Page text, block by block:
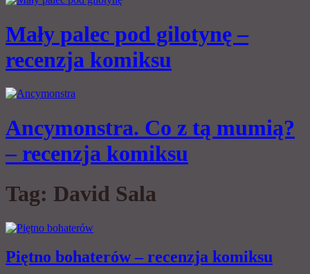
Mały palec pod gilotynę –
recenzja komiksu
Ancymonstra. Co z tą mumią?
– recenzja komiksu
Tag: David Sala
Piętno bohaterów – recenzja komiksu